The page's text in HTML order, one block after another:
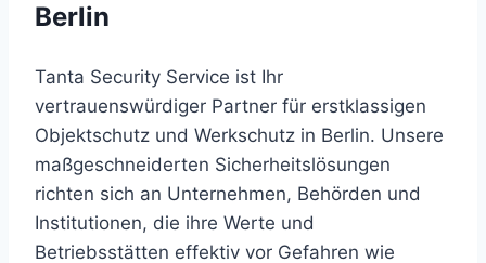
Berlin
Tanta Security Service ist Ihr
vertrauenswürdiger Partner für erstklassigen
Objektschutz und Werkschutz in Berlin. Unsere
maßgeschneiderten Sicherheitslösungen
richten sich an Unternehmen, Behörden und
Institutionen, die ihre Werte und
Betriebsstätten effektiv vor Gefahren wie